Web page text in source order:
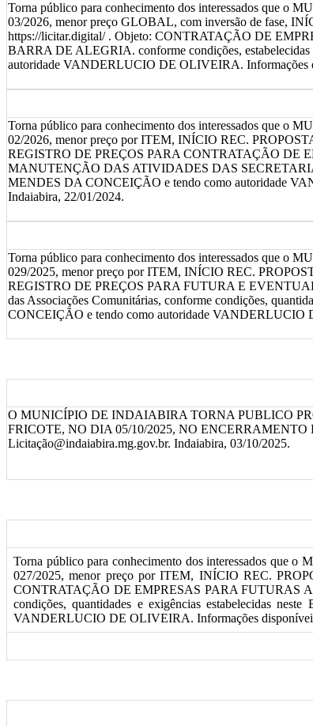
Torna público para conhecimento dos interessados que
03/2026, menor preço GLOBAL, com inversão de fase,
https://licitar.digital/ . Objeto: CONTRATAÇÃO DE
BARRA DE ALEGRIA. conforme condições,
autoridade VANDERLUCIO DE OLIVEIRA. Informações
Torna público para conhecimento dos interessados que
02/2026, menor preço por ITEM, INÍCIO REC.
REGISTRO DE PREÇOS PARA CONTRATAÇÃO
MANUTENÇÃO DAS ATIVIDADES DAS SECRETARIAS
MENDES DA CONCEIÇÃO e tendo como autoridade
Indaiabira, 22/01/2024.
Torna público para conhecimento dos interessados que
029/2025, menor preço por ITEM, INÍCIO REC.
REGISTRO DE PREÇOS PARA FUTURA E
das Associações Comunitárias, conforme condições,
CONCEIÇÃO e tendo como autoridade VANDERLUCIO
O MUNICÍPIO DE INDAIABIRA TORNA PUBLICO
FRICOTE, NO DIA 05/10/2025, NO ENCERRAMENTO
Licitação@indaiabira.mg.gov.br. Indaiabira, 03/10/2025.
Torna público para conhecimento dos interessados que
027/2025, menor preço por ITEM, INÍCIO REC.
CONTRATAÇÃO DE EMPRESAS PARA FUTURAS
condições, quantidades e exigências estabelecidas
VANDERLUCIO DE OLIVEIRA. Informações